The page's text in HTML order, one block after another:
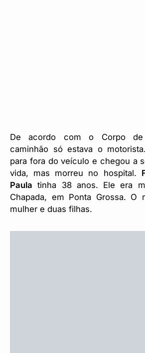
De acordo com o Corpo de
caminhão só estava o
para fora do veículo e chegou a
vida, mas morreu no hospital.
Paula tinha 38 anos. Ele era
Chapada, em Ponta Grossa. O
mulher e duas filhas.